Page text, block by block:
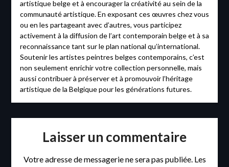
artistique belge et à encourager la créativité au sein de la
communauté artistique. En exposant ces œuvres chez vous
ou en les partageant avec d’autres, vous participez
activement à la diffusion de l’art contemporain belge et à sa
reconnaissance tant sur le plan national qu’international.
Soutenir les artistes peintres belges contemporains, c’est
non seulement enrichir votre collection personnelle, mais
aussi contribuer à préserver et à promouvoir l’héritage
artistique de la Belgique pour les générations futures.
Laisser un commentaire
Votre adresse de messagerie ne sera pas publiée. Les